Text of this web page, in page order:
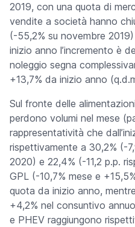
2019, con una quota di
vendite a società hanno
(-55,2% su novembre
inizio anno l’incremento è
noleggio segna
+13,7% da inizio anno
Sul fronte delle
perdono volumi nel mese
rappresentatività che
rispettivamente a 30,2% (-
2020) e 22,4% (-11,2 p.p.
GPL (-10,7% mese e
quota da inizio anno,
+4,2% nel consuntivo
e PHEV raggiungono